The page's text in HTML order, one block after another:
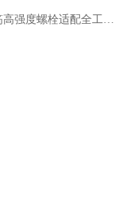
多材多防 精工锚固｜JOSWIL乔司微植筋高强度螺栓适配全工况腐蚀环境